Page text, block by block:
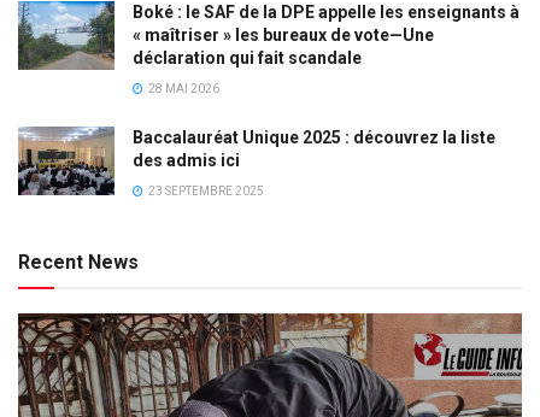
Boké : le SAF de la DPE appelle les enseignants à
« maîtriser » les bureaux de vote—Une
déclaration qui fait scandale
28 MAI 2026
Baccalauréat Unique 2025 : découvrez la liste
des admis ici
23 SEPTEMBRE 2025
Recent News